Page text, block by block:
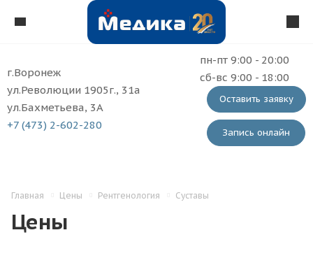
г.Воронеж
ул.Революции 1905г., 31а
ул.Бахметьева, 3А
+7 (473) 2-602-280
пн-пт 9:00 - 20:00
сб-вс 9:00 - 18:00
Оставить заявку
Запись онлайн
Главная Цены Рентгенология Суставы
Цены